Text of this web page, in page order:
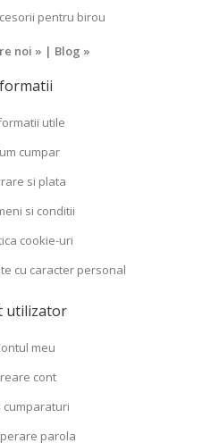
pentru birou
noi » | Blog »
utile
cumpar
si plata
si conditii
cookie-uri
cu caracter personal
utilizator
meu
cont
cumparaturi
parola